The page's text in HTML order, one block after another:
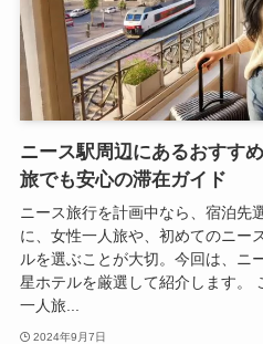
ニース駅周辺にあるおすす
旅でも安心の滞在ガイド
ニース旅行を計画中なら、宿泊先
に、女性一人旅や、初めてのニー
ルを選ぶことが大切。今回は、ニ
星ホテルを厳選して紹介します。
一人旅...
2024年9月7日